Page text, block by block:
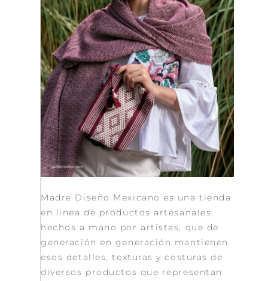
Madre Diseño Mexicano es una tienda
en linea de productos artesanales,
hechos a mano por artistas, que de
generación en generación mantienen
esos detalles, texturas y costuras de
diversos productos que representan